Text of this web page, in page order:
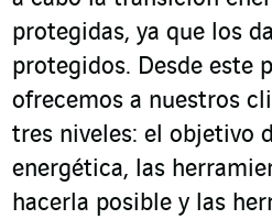
protegidas, ya que los
protegidos. Desde este
ofrecemos a nuestros
tres niveles: el objetivo
energética, las
hacerla posible y las